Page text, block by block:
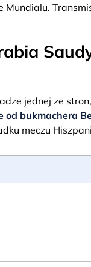
Mundialu.
jednej ze
od bukmachera
meczu